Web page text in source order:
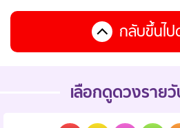
กลับขึ้นไ
เลือกดูดวงราย